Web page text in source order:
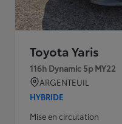
Toyota Yaris
116h Dynamic 5p MY22
ARGENTEUIL
HYBRIDE
Mise en circulation